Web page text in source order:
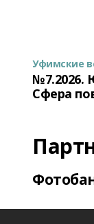
Уфимские
№7.2026.
Сфера